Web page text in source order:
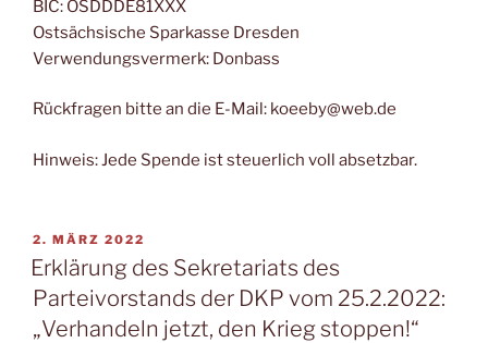
BIC: OSDDDE81XXX
Ostsächsische Sparkasse Dresden
Verwendungsvermerk: Donbass
Rückfragen bitte an die E-Mail: koeeby@web.de
Hinweis: Jede Spende ist steuerlich voll absetzbar.
2. MÄRZ 2022
Erklärung des Sekretariats des
Parteivorstands der DKP vom 25.2.2022:
„Verhandeln jetzt, den Krieg stoppen!“